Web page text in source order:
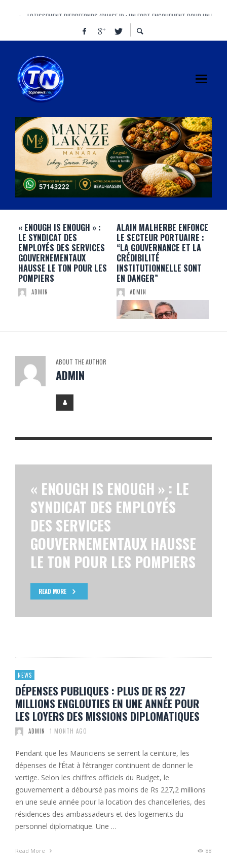
LOTISSEMENT PIERREFONDS (PHASE II) : UN FORT ENGOUEMENT POUR UN
AYE, AYE, AYE ! CINQUANTE-CINQ « AYE » AU PARLEMENT, ET UN IMMENSE « AÏE
MANAWA BRILLE À L’AFRICAN BEER CUP ET PORTE HAUT LES COULEURS DE
FINANCE BILL : DOOMSDAY OU REDEMPTION ? LE VOTE QUI POURRAIT
« ENOUGH IS ENOUGH » :
LE SYNDICAT DES
EMPLOYÉS DES SERVICES
GOUVERNEMENTAUX
HAUSSE LE TON POUR LES
POMPIERS
ADMIN
ALAIN MALHERBE ENFONCE
LE SECTEUR PORTUAIRE :
“LA GOUVERNANCE ET LA
CRÉDIBILITÉ
INSTITUTIONNELLE SONT
EN DANGER”
ADMIN
ABOUT THE AUTHOR
ADMIN
« ENOUGH IS ENOUGH » : LE
SYNDICAT DES EMPLOYÉS
DES SERVICES
GOUVERNEMENTAUX HAUSSE
LE TON POUR LES POMPIERS
READ MORE
NEWS
DÉPENSES PUBLIQUES : PLUS DE RS 227
MILLIONS ENGLOUTIES EN UNE ANNÉE POUR
LES LOYERS DES MISSIONS DIPLOMATIQUES
ADMIN 1 MONTH AGO
Pendant que les Mauriciens se serrent la ceinture, les
dépenses de l’État à l’étranger continuent de donner le
vertige. Selon les chiffres officiels du Budget, le
gouvernement a déboursé pas moins de Rs 227,2 millions
en une seule année pour la location des chancelleries, des
résidences des ambassadeurs et des logements du
personnel diplomatique. Une …
Read More 88